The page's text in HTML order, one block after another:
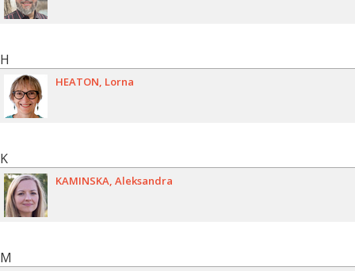
H
HEATON Lorna
K
KAMINSKA Aleksandra
M